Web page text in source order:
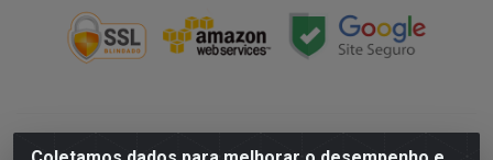
Natureza Comércio de Descartáveis LTDA - Endereço: Av. do